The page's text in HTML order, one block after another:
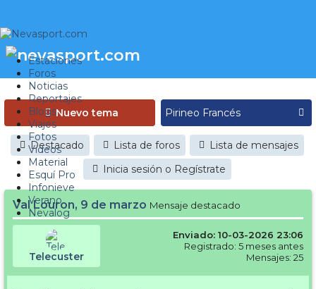
Estaciones
Foros
Noticias
Reportajes
Blogs
Viajes
Fotos
Videos
Material
Esquí Pro
Infonieve
Verano
Nevalog
Nuevo tema
Destacado Lista de foros
Lista de mensajes
Inicia sesión o Regístrate
Val Louron, 9 de marzo Mensaje destacado
Telecuster
Enviado: 10-03-2026 23:06
Registrado: 5 meses antes
Mensajes: 25